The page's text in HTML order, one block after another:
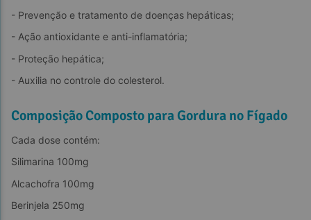
- Prevenção e tratamento de doenças hepáticas;
- Ação antioxidante e anti-inflamatória;
- Proteção hepática;
- Auxilia no controle do colesterol.
Composição Composto para Gordura no Fígado
Cada dose contém:
Silimarina 100mg
Alcachofra 100mg
Berinjela 250mg